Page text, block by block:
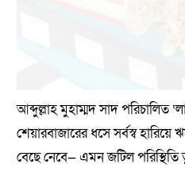
আব্দুল্লাহ মুহাম্মদ সাদ পরিচালিত
শেয়ারবাজারের ধসে সর্বস্ব
বেছে নেবে— এমন জটিল পরিস্থিতি